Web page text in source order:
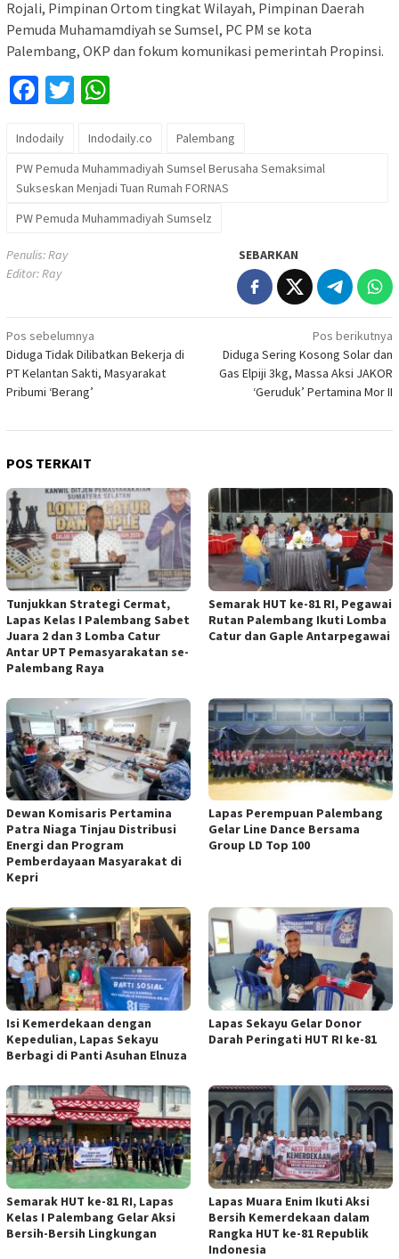
Rojali, Pimpinan Ortom tingkat Wilayah, Pimpinan Daerah
Pemuda Muhamamdiyah se Sumsel, PC PM se kota
Palembang, OKP dan fokum komunikasi pemerintah Propinsi.
Facebook
Twitter
Indodaily Indodaily.co
Palembang
PW Pemuda Muhammadiyah Sumsel Berusaha Semaksimal
Sukseskan Menjadi Tuan Rumah FORNAS
PW Pemuda Muhammadiyah Sumselz
Penulis: Ray
Editor: Ray
SEBARKAN
Navigasi
pos
Pos sebelumnya
Diduga Tidak Dilibatkan Bekerja di
PT Kelantan Sakti, Masyarakat
Pribumi ‘Berang’
Pos berikutnya
Diduga Sering Kosong Solar dan
Gas Elpiji 3kg, Massa Aksi JAKOR
‘Geruduk’ Pertamina Mor II
POS TERKAIT
Tunjukkan Strategi Cermat,
Lapas Kelas I Palembang Sabet
Juara 2 dan 3 Lomba Catur
Antar UPT Pemasyarakatan se-
Palembang Raya
Semarak HUT ke-81 RI, Pegawai
Rutan Palembang Ikuti Lomba
Catur dan Gaple Antarpegawai
Dewan Komisaris Pertamina
Patra Niaga Tinjau Distribusi
Energi dan Program
Pemberdayaan Masyarakat di
Kepri
Lapas Perempuan Palembang
Gelar Line Dance Bersama
Group LD Top 100
Isi Kemerdekaan dengan
Kepedulian, Lapas Sekayu
Berbagi di Panti Asuhan Elnuza
Lapas Sekayu Gelar Donor
Darah Peringati HUT RI ke-81
Semarak HUT ke-81 RI, Lapas
Kelas I Palembang Gelar Aksi
Bersih-Bersih Lingkungan
Lapas Muara Enim Ikuti Aksi
Bersih Kemerdekaan dalam
Rangka HUT ke-81 Republik
Indonesia